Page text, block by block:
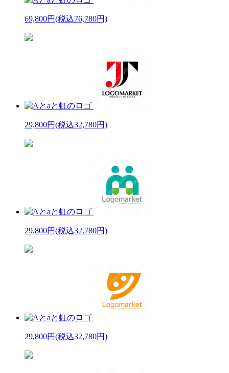
69,800円(税込76,780円)
29,800円(税込32,780円)
29,800円(税込32,780円)
29,800円(税込32,780円)